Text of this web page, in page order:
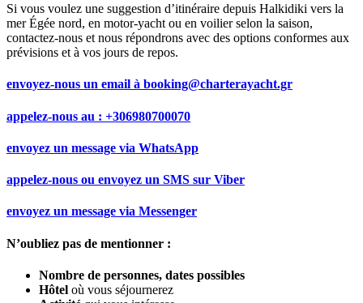
Si vous voulez une suggestion d’itinéraire depuis Halkidiki vers la
mer Égée nord, en motor‑yacht ou en voilier selon la saison,
contactez‑nous et nous répondrons avec des options conformes aux
prévisions et à vos jours de repos.
envoyez-nous un email à booking@charterayacht.gr
appelez-nous au : +306980700070
envoyez un message via WhatsApp
appelez-nous ou envoyez un SMS sur Viber
envoyez un message via Messenger
N’oubliez pas de mentionner :
Nombre de personnes, dates possibles
Hôtel où vous séjournerez